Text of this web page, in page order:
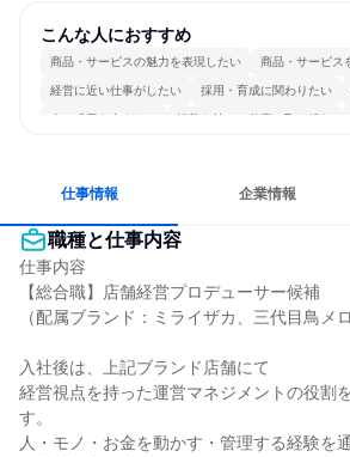
こんな人におすすめ
商品・サービスの魅力を表現したい 商品・サービス
経営に近い仕事がしたい 採用・育成に関わりたい
人の成長を支えたい 情熱を持って仕事に取り組む
仕事情報 企業情報
職種と仕事内容
仕事内容
【総合職】店舗経営プロデューサー候補
（配属ブランド：ミライザカ、三代目鳥メ
入社後は、上記ブランド店舗にて
経営視点を持った運営マネジメントの役割
す。
人・モノ・お金を動かす・管理する経験を